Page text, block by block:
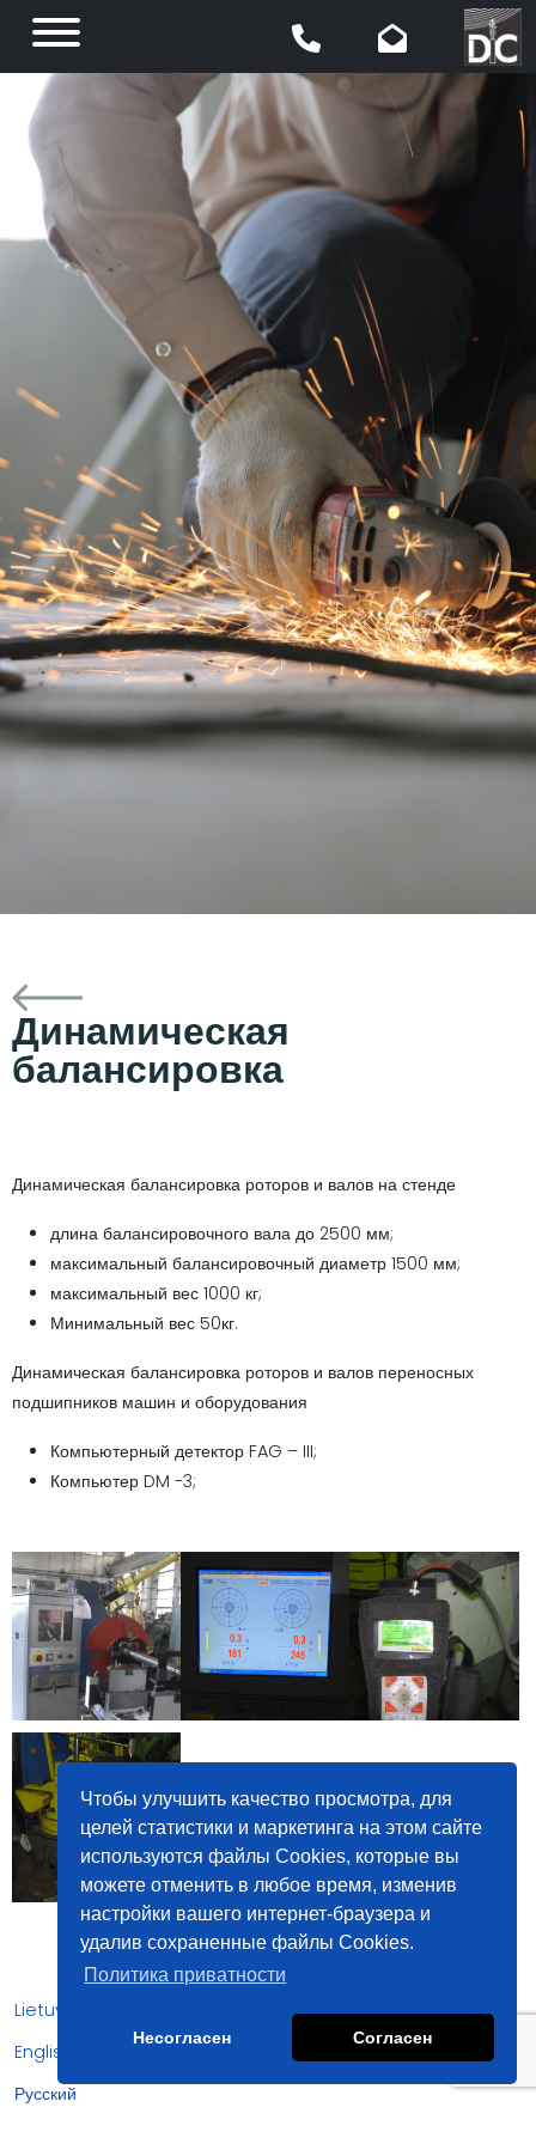
Чтобы улучшить качество просмотра, для
целей статистики и маркетинга на этом сайте
используются файлы Cookies, которые вы
можете отменить в любое время, изменив
настройки вашего интернет-браузера и
удалив сохраненные файлы Cookies.
Политика приватности
Несогласен Согласен
Динамическая
балансировка
Динамическая балансировка роторов и валов на стенде
длина балансировочного вала до 2500 мм;
максимальный балансировочный диаметр 1500 мм;
максимальный вес 1000 кг;
Минимальный вес 50кг.
Динамическая балансировка роторов и валов переносных
подшипников машин и оборудования
Компьютерный детектор FAG – III;
Компьютер DM -3;
Lietuviškai
English
Русский